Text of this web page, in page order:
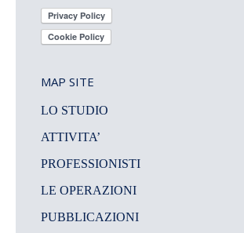
MAP SITE
LO STUDIO
ATTIVITA’
PROFESSIONISTI
LE OPERAZIONI
PUBBLICAZIONI